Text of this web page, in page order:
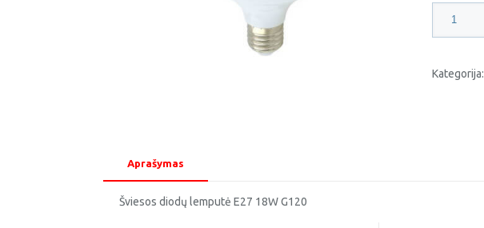
kiekis:
G120
Kategorija:
Aprašymas
Šviesos diodų lemputė E27 18W G120